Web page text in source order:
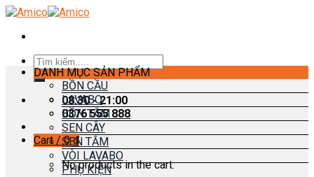
Skip
content
Search
for:
08:30 - 21:00
0376 555 888
Cart /0₫
No products in the cart.
DANH MỤC SẢN PHẨM
BỒN CẦU
LAVABO
BỒN TẮM
SEN CÂY
SEN TẮM
VÒI LAVABO
PHỤ KIỆN